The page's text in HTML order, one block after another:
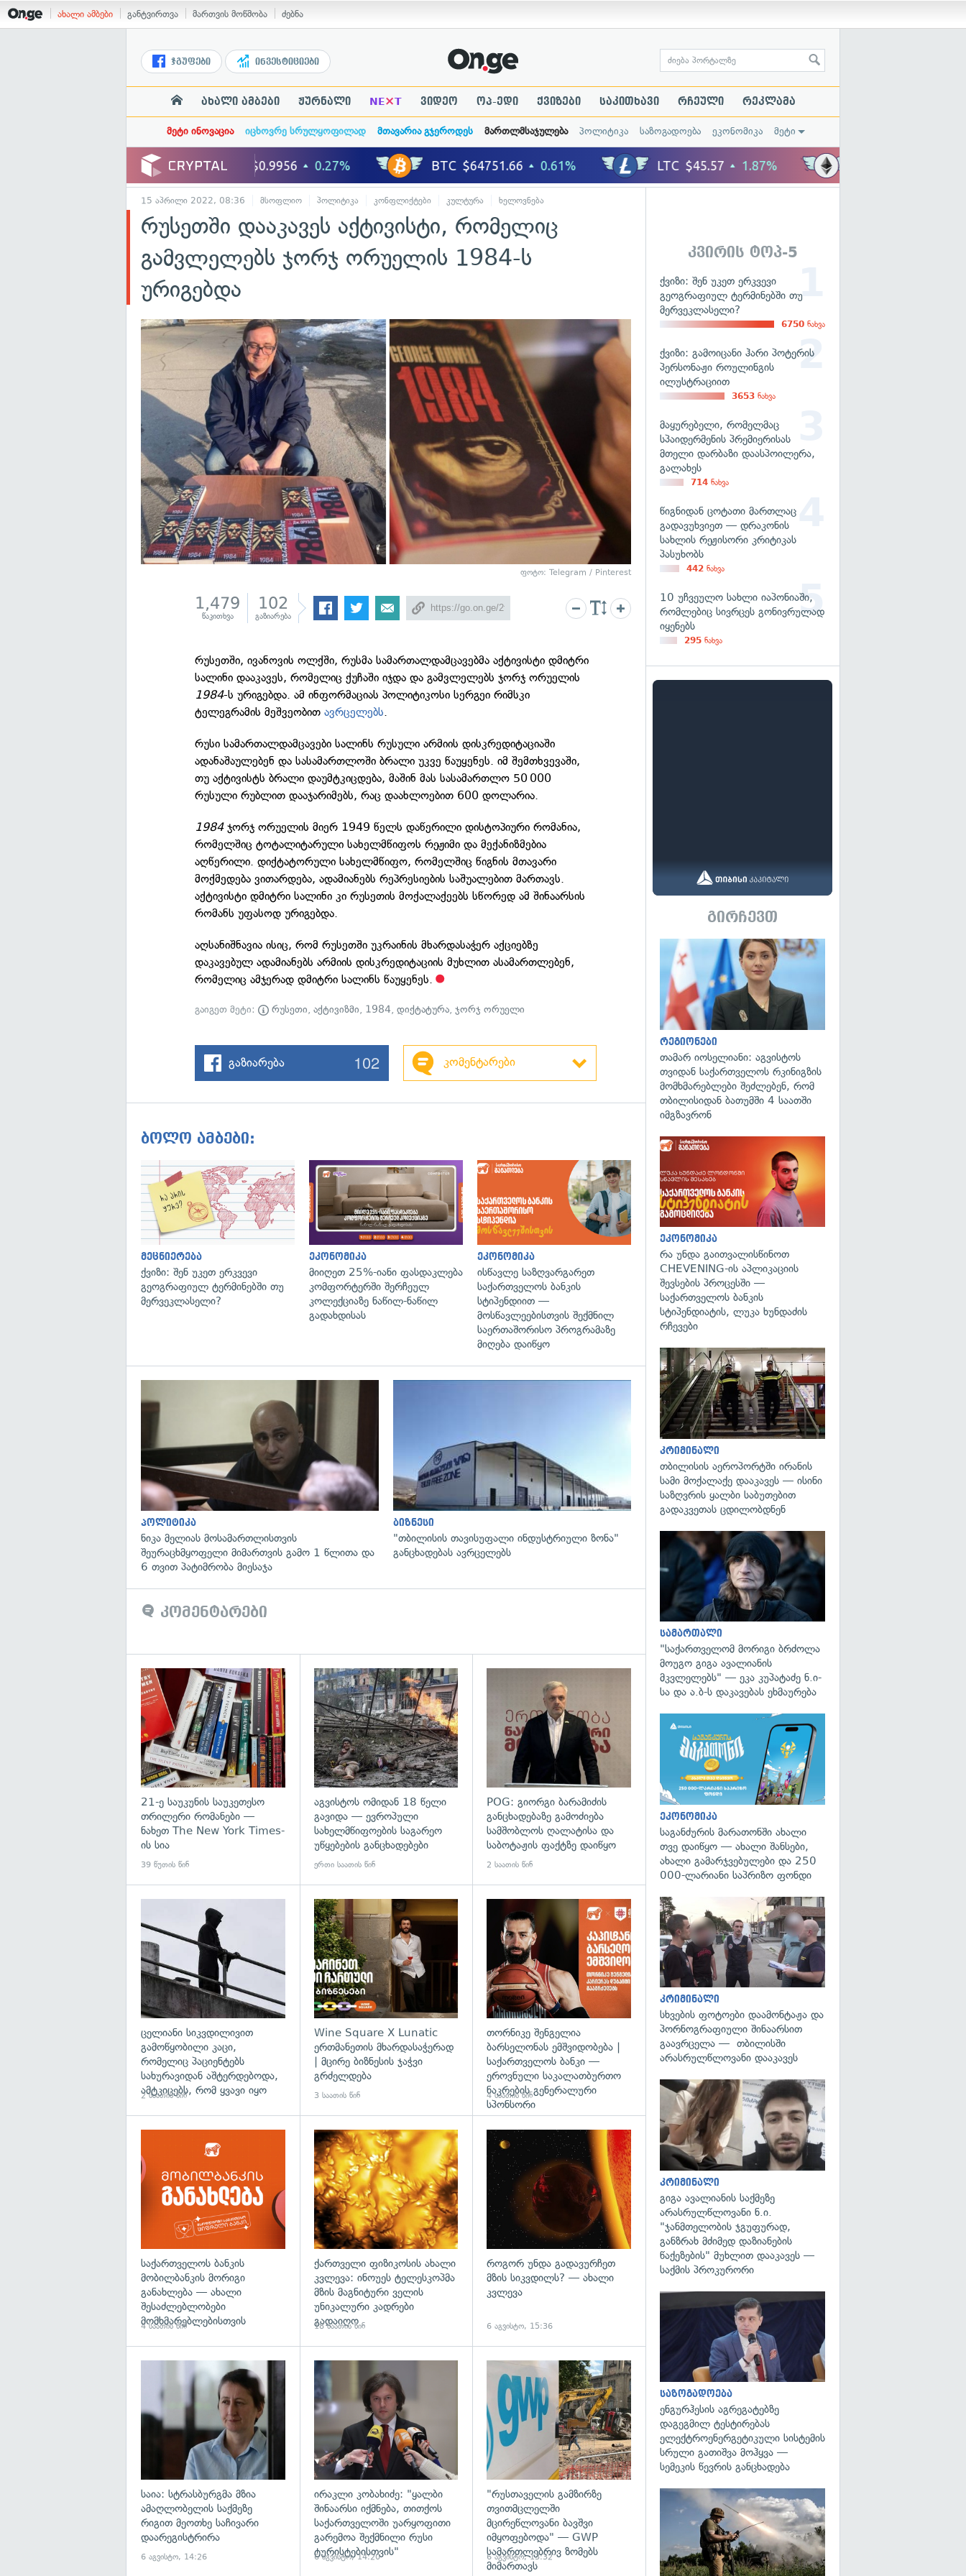
ახალი ამბები განტვირთვა მართვის მოწმობა ძებნა
ჯგუფები ინვესტიციები
ახალი ამბები ჟურნალი NE×T ვიდეო ოპ-ედი ქვიზები საკითხავი რჩეული რეკლამა
მეტი ინოვაცია იცხოვრე სრულყოფილად მთავარია გჯეროდეს მართლმსაჯულება პოლიტიკა საზოგადოება ეკონომიკა მეტი
15 აპრილი 2022, 08:36 მსოფლიო პოლიტიკა კონფლიქტები კულტურა ხელოვნება
რუსეთში დააკავეს აქტივისტი, რომელიც
გამვლელებს ჯორჯ ორუელის 1984-ს
ურიგებდა
ფოტო: Telegram / Pinterest
1,479
წაკითხვა
102
გაზიარება
რუსეთში, ივანოვის ოლქში, რუსმა სამართალდამცავებმა აქტივისტი დმიტრი
სალინი დააკავეს, რომელიც ქუჩაში იჯდა და გამვლელებს ჯორჯ ორუელის
1984-ს ურიგებდა. ამ ინფორმაციას პოლიტიკოსი სერგეი რიმსკი
ტელეგრამის მეშვეობითავრცელებს.
რუსი სამართალდამცავები სალინს რუსული არმიის დისკრედიტაციაში
ადანაშაულებენ და სასამართლოში ბრალი უკვე წაუყენეს. იმ შემთხვევაში,
თუ აქტივისტს ბრალი დაუმტკიცდება, მაშინ მას სასამართლო 50 000
რუსული რუბლით დააჯარიმებს, რაც დაახლოებით 600 დოლარია.
1984ჯორჯ ორუელის მიერ 1949 წელს დაწერილი დისტოპიური რომანია,
რომელშიც ტოტალიტარული სახელმწიფოს რეჟიმი და მექანიზმებია
აღწერილი. დიქტატორული სახელმწიფო, რომელშიც წიგნის მთავარი
მოქმედება ვითარდება, ადამიანებს რეპრესიების საშუალებით მართავს.
აქტივისტი დმიტრი სალინი კი რუსეთის მოქალაქეებს სწორედ ამ შინაარსის
რომანს უფასოდ ურიგებდა.
აღსანიშნავია ისიც, რომ რუსეთში უკრაინის მხარდასაჭერ აქციებზე
დაკავებულ ადამიანებს არმიის დისკრედიტაციის მუხლით ასამართლებენ,
რომელიც ამჯერად დმიტრი სალინს წაუყენეს.
გაიგეთ მეტი: რუსეთი,აქტივიზმი, 1984,დიქტატურა,ჯორჯ ორუელი
გაზიარება 102 კომენტარები
ბოლო ამბები:
მეცნიერება
ქვიზი: შენ უკეთ ერკვევი
გეოგრაფიულ ტერმინებში თუ
მერვეკლასელი?
ეკონომიკა
მიიღეთ 25%-იანი ფასდაკლება
კომფორტერში შერჩეულ
კოლექციაზე ნაწილ-ნაწილ
გადახდისას
ეკონომიკა
ისწავლე საზღვარგარეთ
საქართველოს ბანკის
სტიპენდიით —
მოსწავლეებისთვის შექმნილ
საერთაშორისო პროგრამაზე
მიღება დაიწყო
პოლიტიკა
ნიკა მელიას მოსამართლისთვის
შეურაცხმყოფელი მიმართვის გამო 1 წლითა და
6 თვით პატიმრობა მიესაჯა
გადახედვა
ბიზნესი
"თბილისის თავისუფალი ინდუსტრიული ზონა"
განცხადებას ავრცელებს
კომენტარები
გადახედვა
21-ე საუკუნის საუკეთესო
თრილერი რომანები —
ნახეთ The New York Times-
ის სია
39 წუთის წინ
აგვისტოს ომიდან 18 წელი
გავიდა — ევროპული
სახელმწიფოების საგარეო
უწყებების განცხადებები
ერთი საათის წინ
გადახედვა
POG: გიორგი ბარამიძის
განცხადებაზე გამოძიება
სამშობლოს ღალატისა და
საბოტაჟის ფაქტზე დაიწყო
2 საათის წინ
გადახედვა
ცელიანი სიკვდილივით
გამოწყობილი კაცი,
რომელიც პაციენტებს
სახურავიდან აშტერდებოდა,
ამტკიცებს, რომ ყვავი იყო
2 საათის წინ
Wine Square X Lunatic
ერთმანეთის მხარდასაჭერად
| მცირე ბიზნესის ჯაჭვი
გრძელდება
3 საათის წინ
თორნიკე შენგელია
ბარსელონას ემშვიდობება |
საქართველოს ბანკი —
ეროვნული საკალათბურთო
ნაკრების გენერალური
სპონსორი
4 საათის წინ
საქართველოს ბანკის
მობილბანკის მორიგი
განახლება — ახალი
შესაძლებლობები
მომხმარებლებისთვის
4 საათის წინ
გადახედვა
ქართველი ფიზიკოსის ახალი
კვლევა: ინოუეს ტელესკოპმა
მზის მაგნიტური ველის
უნიკალური კადრები
გადაიღო
18 საათის წინ
გადახედვა
როგორ უნდა გადავურჩეთ
მზის სიკვდილს? — ახალი
კვლევა
6 აგვისტო, 15:36
გადახედვა
საია: სტრასბურგმა მზია
ამაღლობელის საქმეზე
რიგით მეოთხე საჩივარი
დაარეგისტრირა
6 აგვისტო, 14:26
გადახედვა
ირაკლი კობახიძე: "ყალბი
შინაარსი იქმნება, თითქოს
საქართველოში უარყოფითი
გარემოა შექმნილი რუსი
ტურისტებისთვის"
6 აგვისტო, 14:20
გადახედვა
"რუსთაველის გამზირზე
თვითმცლელში
მცირეწლოვანი ბავშვი
იმყოფებოდა" — GWP
სამართლებრივ ზომებს
მიმართავს
6 აგვისტო, 13:32
კვირის ტოპ-5
ქვიზი: შენ უკეთ ერკვევი
გეოგრაფიულ ტერმინებში თუ
მერვეკლასელი?
6750 ნახვა
ქვიზი: გამოიცანი ჰარი პოტერის
პერსონაჟი როულინგის
ილუსტრაციით
3653 ნახვა
მაყურებელი, რომელმაც
სპაიდერმენის პრემიერისას
მთელი დარბაზი დაასპოილერა,
გალახეს
714 ნახვა
წიგნიდან ცოტათი მართლაც
გადავუხვიეთ — დრაკონის
სახლის რეჟისორი კრიტიკას
პასუხობს
442 ნახვა
10 უჩვეულო სახლი იაპონიაში,
რომლებიც სივრცეს გონივრულად
იყენებს
295 ნახვა
გირჩევთ
რეგიონები
თამარ იოსელიანი: აგვისტოს
თვიდან საქართველოს რკინიგზის
მომხმარებლები შეძლებენ, რომ
თბილისიდან ბათუმში 4 საათში
იმგზავრონ
ეკონომიკა
რა უნდა გაითვალისწინოთ
CHEVENING-ის აპლიკაციის
შევსების პროცესში —
საქართველოს ბანკის
სტიპენდიატის, ლუკა ხუნდაძის
რჩევები
კრიმინალი
თბილისის აეროპორტში ირანის
სამი მოქალაქე დააკავეს — ისინი
საზღვრის ყალბი საბუთებით
გადაკვეთას ცდილობდნენ
სამართალი
"საქართველომ მორიგი ბრძოლა
მოუგო გიგა ავალიანის
მკვლელებს" — ეკა კუპატაძე ნ.ი-
სა და ა.ბ-ს დაკავებას ეხმაურება
ეკონომიკა
საგანძურის მარათონში ახალი
თვე დაიწყო — ახალი შანსები,
ახალი გამარჯვებულები და 250
000-ლარიანი საპრიზო ფონდი
კრიმინალი
სხვების ფოტოები დაამონტაჟა და
პორნოგრაფიული შინაარსით
გაავრცელა — თბილისში
არასრულწლოვანი დააკავეს
კრიმინალი
გიგა ავალიანის საქმეზე
არასრულწლოვანი ნ.ი.
"ჯანმთელობის ჯგუფურად,
განზრახ მძიმედ დაზიანების
წაქეზების" მუხლით დააკავეს —
საქმის პროკურორი
საზოგადოება
ენგურჰესის აგრეგატებზე
დაგეგმილ ტესტირებას
ელექტროენერგეტიკული სისტემის
სრული გათიშვა მოჰყვა —
სემეკის წევრის განცხადება